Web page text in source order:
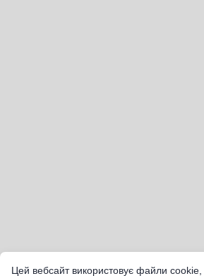
Цей вебсайт використовує файли